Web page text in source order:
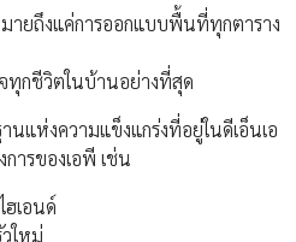
มายถึงแค่การออกแบบพื้นที่ทุกตาราง
ทุกชีวิตในบ้านอย่างที่สุด
นแห่งความแข็งแกร่งที่อยู่ในดีเอ็นเอ
ารของเอพี เช่น
ฮเอนด์
ใหม่